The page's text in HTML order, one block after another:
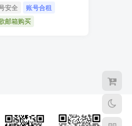
安全
账号合租
邮箱购买